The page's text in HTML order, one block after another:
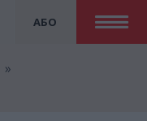
АБО